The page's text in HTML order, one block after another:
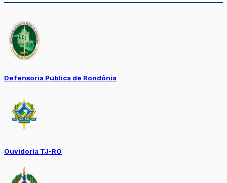
Defensoria Pública de Rondônia
Ouvidoria TJ-RO